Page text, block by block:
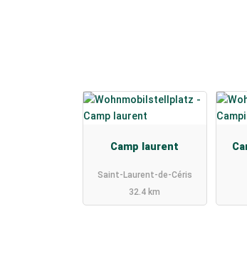
Camp laurent
Saint-Laurent-de-Céris
32.4 km